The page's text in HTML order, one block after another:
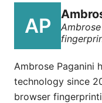
Ambrose Paganini
technology since
browser